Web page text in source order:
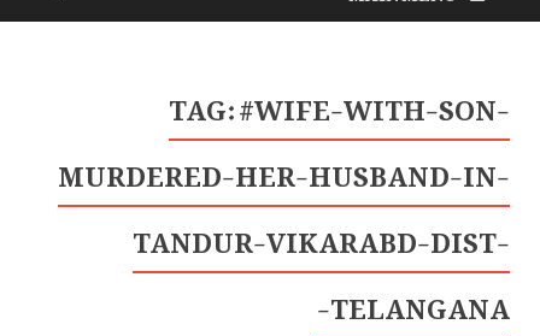
TAG:#WIFE-WITH-SON-
MURDERED-HER-HUSBAND-IN-
TANDUR-VIKARABD-DIST-
TELANGANA-